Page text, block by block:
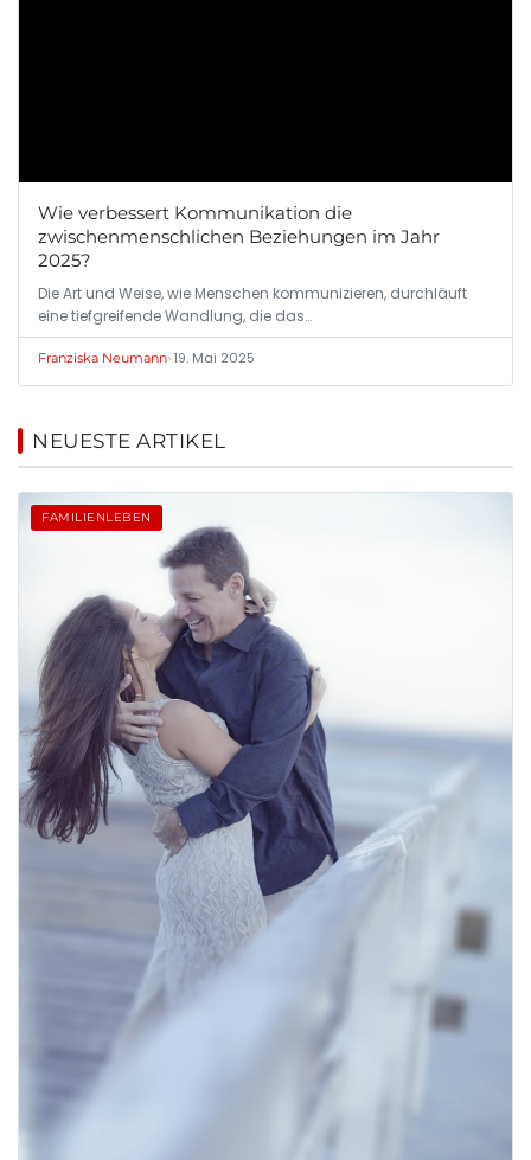
Wie verbessert Kommunikation die
zwischenmenschlichen Beziehungen im Jahr
2025?
Die Art und Weise, wie Menschen kommunizieren, durchläuft
eine tiefgreifende Wandlung, die das…
Franziska Neumann•19. Mai 2025
NEUESTE ARTIKEL
FAMILIENLEBEN